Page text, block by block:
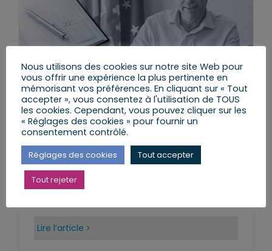
Agenda du lundi 22 juin au
dimanche 28 juin 2026
lundi, 22 Juin 2026
Lire l’article
Nous utilisons des cookies sur notre site Web pour
vous offrir une expérience la plus pertinente en
mémorisant vos préférences. En cliquant sur « Tout
accepter », vous consentez à l'utilisation de TOUS
les cookies. Cependant, vous pouvez cliquer sur les
« Réglages des cookies » pour fournir un
consentement contrôlé.
Réglages des cookies Tout accepter
Tout rejeter